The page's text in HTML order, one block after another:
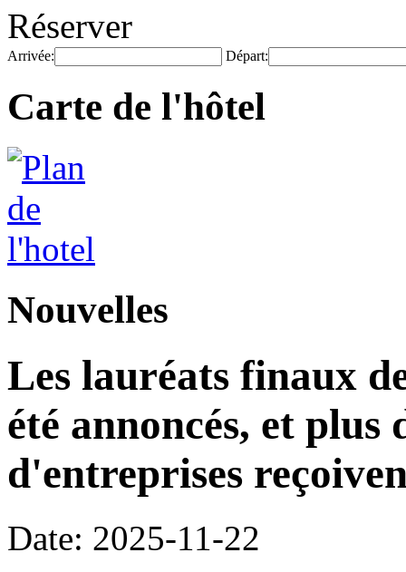
Réserver
Arrivée: Départ:
Carte de l'hôtel
Nouvelles
Les lauréats finaux
été annoncés, et
d'entreprises
Date: 2025-11-22